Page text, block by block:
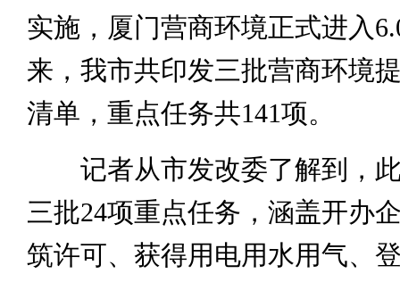
实施，厦门营商环境正式进入
来，我市共印发三批营商环境
清单，重点任务共141项。
记者从市发改委了解到，此
三批24项重点任务，涵盖开办
筑许可、获得用电用水用气、